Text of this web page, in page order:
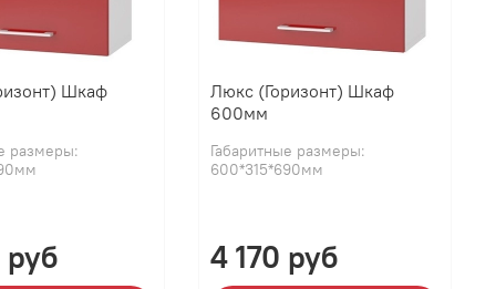
Шкаф
размеры:
Люкс (Горизонт) Шкаф
600мм
Габаритные размеры:
600*315*690мм
4 170 руб